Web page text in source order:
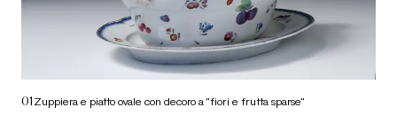
01 Zuppiera e piatto ovale con decoro a “fiori e frutta sparse”